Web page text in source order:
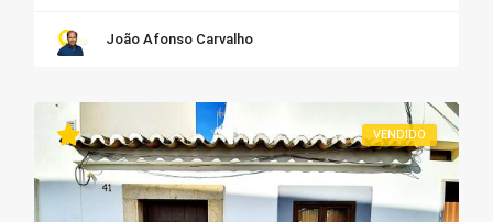
João Afonso Carvalho
VENDIDO